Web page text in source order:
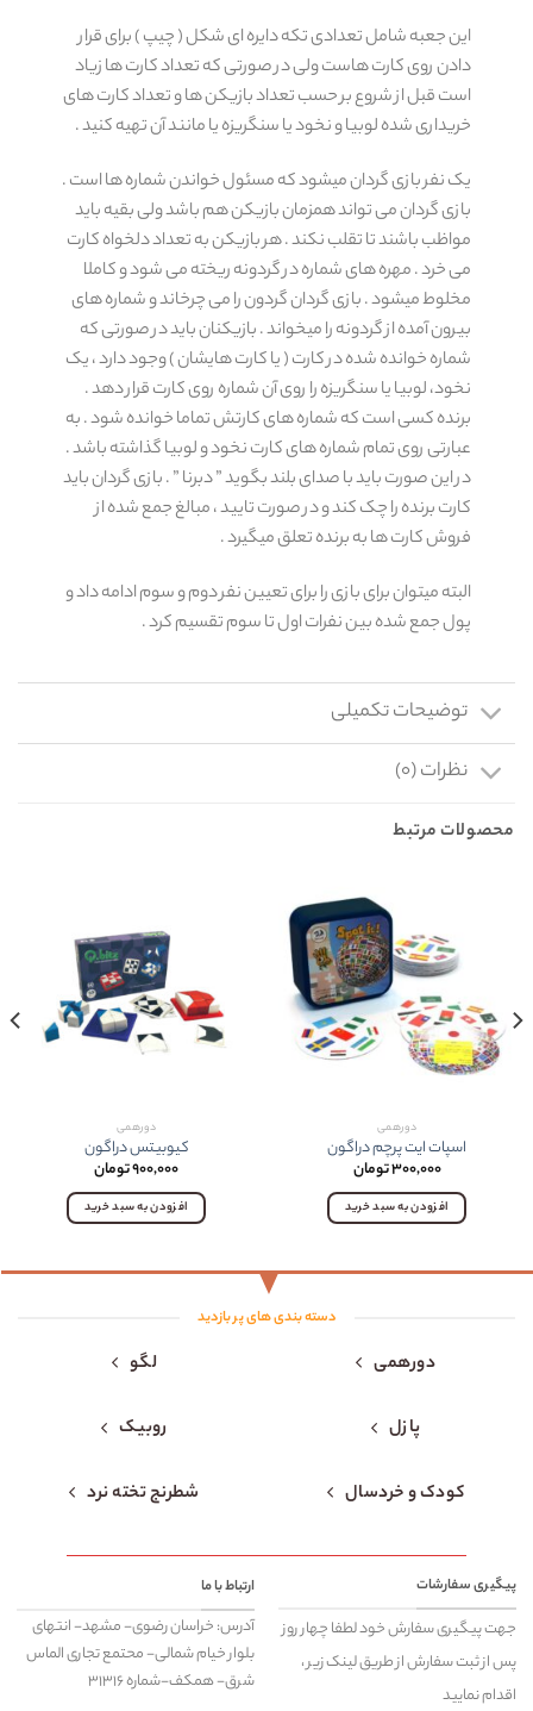
این جعبه شامل تعدادی تکه دایره ای شکل ( چیپ ) برای قرار
دادن روی کارت هاست ولی در صورتی که تعداد کارت ها زیاد
است قبل از شروع بر حسب تعداد بازیکن ها و تعداد کارت های
خریداری شده لوبیا و نخود یا سنگریزه یا مانند آن تهیه کنید .
یک نفر بازی گردان میشود که مسئول خواندن شماره ها است .
بازی گردان می تواند همزمان بازیکن هم باشد ولی بقیه باید
مواظب باشند تا تقلب نکند . هر بازیکن به تعداد دلخواه کارت
می خرد . مهره های شماره در گردونه ریخته می شود و کاملا
مخلوط میشود . بازی گردان گردون را می چرخاند و شماره های
بیرون آمده از گردونه را میخواند . بازیکنان باید در صورتی که
شماره خوانده شده در کارت ( یا کارت هایشان ) وجود دارد ، یک
نخود، لوبیا یا سنگریزه را روی آن شماره روی کارت قرار دهد .
برنده کسی است که شماره های کارتش تماما خوانده شود . به
عبارتی روی تمام شماره های کارت نخود و لوبیا گذاشته باشد .
در این صورت باید با صدای بلند بگوید ” دبرنا ” . بازی گردان باید
کارت برنده را چک کند و در صورت تایید ، مبالغ جمع شده از
فروش کارت ها به برنده تعلق میگیرد .
البته میتوان برای بازی را برای تعیین نفر دوم و سوم ادامه داد و
پول جمع شده بین نفرات اول تا سوم تقسیم کرد .
توضیحات تکمیلی
نظرات (۰)
محصولات مرتبط
دورهمی
اسپات ایت پرچم دراگون
۳۰۰,۰۰۰تومان
افزودن به سبد خرید
دورهمی
کيوبيتس دراگون
۹۰۰,۰۰۰تومان
افزودن به سبد خرید
دسته بندی های پر بازدید
دورهمی لگو
پازل روبیک
کودک و خردسال شطرنج تخته نرد
پیگیری سفارشات
جهت پیگیری سفارش خود لطفا چهار روز
پس از ثبت سفارش از طریق لینک زیر ،
اقدام نمایید
ارتباط با ما
آدرس: خراسان رضوی- مشهد- انتهای
بلوار خیام شمالی- محتمع تجاری الماس
شرق- همکف-شماره ۳۱۳۱۶